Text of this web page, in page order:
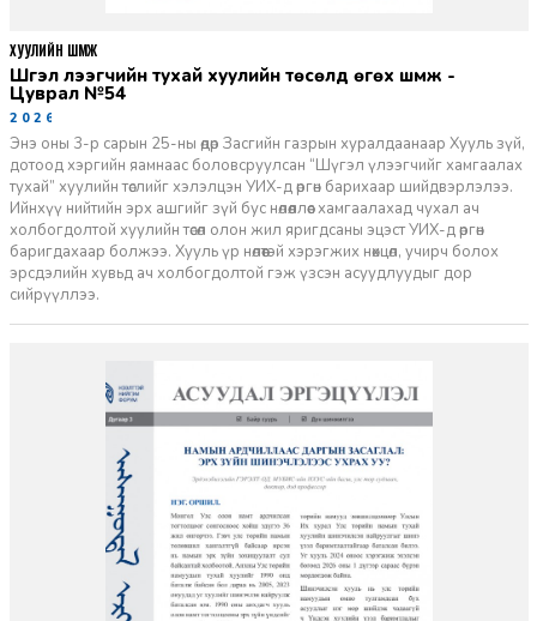
Шүгэл үлээгчийн тухай хуулийн төсөлд өгөх шүүмж -
Цуврал №54
2026-07-27
Энэ оны 3-р сарын 25-ны өдөр Засгийн газрын хуралдаанаар Хууль зүй,
дотоод хэргийн яамнаас боловсруулсан “Шүгэл үлээгчийг хамгаалах
тухай” хуулийн төслийг хэлэлцэн УИХ-д өргөн барихаар шийдвэрлэлээ.
Ийнхүү нийтийн эрх ашгийг зүй бус нөлөөллөөс хамгаалахад чухал ач
холбогдолтой хуулийн төсөл олон жил яригдсаны эцэст УИХ-д өргөн
баригдахаар болжээ. Хууль үр нөлөөтэй хэрэгжих нөхцөл, учирч болох
эрсдэлийн хувьд ач холбогдолтой гэж үзсэн асуудлуудыг дор
сийрүүллээ.
ХУУЛИЙН ШҮҮМЖ